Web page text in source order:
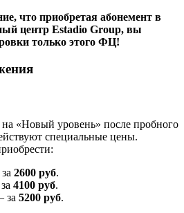
что приобретая абонемент в
центр Estadio Group, вы
только этого ФЦ!
«Новый уровень» после пробного
специальные цены.
2600 руб.
4100 руб.
за 5200 руб.